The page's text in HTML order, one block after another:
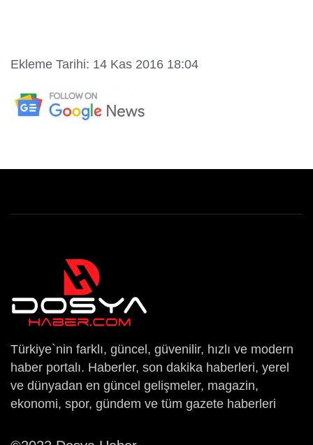
Ekleme Tarihi: 14 Kas 2016 18:04
Türkiye`nin farklı, güncel, güvenilir, hızlı ve modern
haber portalı. Haberler, son dakika haberleri, yerel
ve dünyadan en güncel gelişmeler, magazin,
ekonomi, spor, gündem ve tüm gazete haberleri